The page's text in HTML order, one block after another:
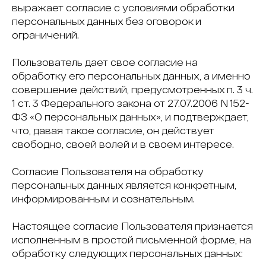
выражает согласие с условиями обработки
персональных данных без оговорок и
ограничений.
Пользователь дает свое согласие на
обработку его персональных данных, а именно
совершение действий, предусмотренных п. 3 ч.
1 ст. 3 Федерального закона от 27.07.2006 N 152-
ФЗ «О персональных данных», и подтверждает,
что, давая такое согласие, он действует
свободно, своей волей и в своем интересе.
Согласие Пользователя на обработку
персональных данных является конкретным,
информированным и сознательным.
Настоящее согласие Пользователя признается
исполненным в простой письменной форме, на
обработку следующих персональных данных: